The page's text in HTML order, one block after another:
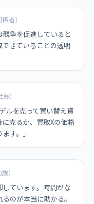
者）
競争を促進していると
きていることの透明
）
ルを売って買い替え資
売るか、買取Xの価格
す。」
）
しています。時間がな
のが本当に助かる。